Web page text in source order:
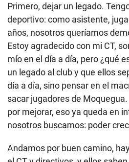
Primero, dejar un legado.
deportivo: como asistente,
años, nosotros queríamos
Estoy agradecido con mi CT,
mío en el día a día, pero ¿qué
un legado al club y que ellos
día a día, sino pensar en el
sacar jugadores de
por mejorar, eso ya queda en
nosotros buscamos: poder
Andamos por buen camino,